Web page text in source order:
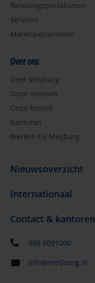
Belastingspecialismen
Services
Marktspecialismen
Over ons
Over Meijburg
Onze mensen
Onze kennis
Kantoren
Werken bij Meijburg
Nieuwsoverzicht
Internationaal
Contact & kantoren
088 9091000
info@meijburg.nl